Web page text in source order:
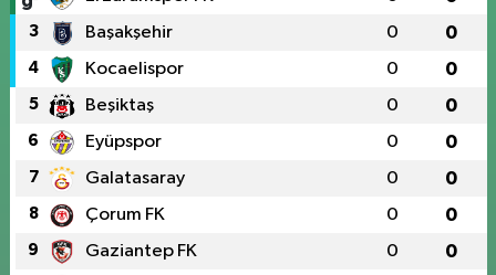
3 Başakşehir 0 0
4 Kocaelispor 0 0
5 Beşiktaş 0 0
6 Eyüpspor 0 0
7 Galatasaray 0 0
8 Çorum FK 0 0
9 Gaziantep FK 0 0